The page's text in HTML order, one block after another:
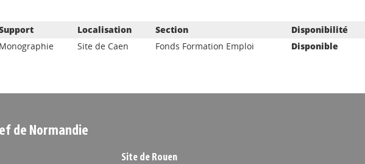
Localisation Section
Disponibilité
Monographie Site de Caen Fonds Formation Emploi Disponible
de Normandie
Site de Rouen